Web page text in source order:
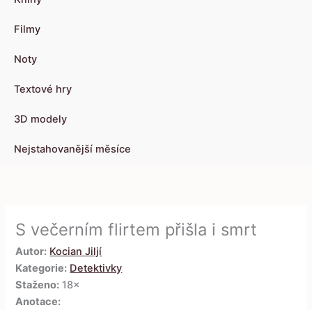
Filmy
Noty
Textové hry
3D modely
Nejstahovanější měsíce
S večerním flirtem přišla i smrt
Autor: Kocian Jiljí
Kategorie: Detektivky
Staženo: 18×
Anotace: